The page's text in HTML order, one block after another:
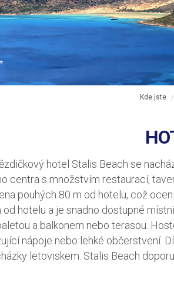
Kde jste
hotel Stalis Beach se
centra s množstvím restaurací,
pouhých 80 m od hotelu, což
od hotelu a je snadno dostupné
a balkonem nebo terasou.
nápoje nebo lehké občerstvení.
letoviskem. Stalis Beach